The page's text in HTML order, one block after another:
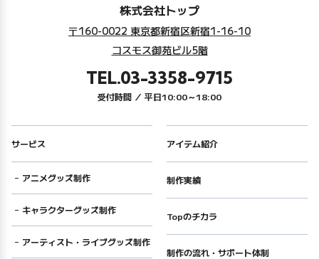
株式会社トップ
〒160-0022 東京都新宿区新宿1-16-10
コスモス御苑ビル5階
TEL.03-3358-9715
受付時間 ／ 平日10:00～18:00
サービス
アニメグッズ制作
キャラクターグッズ制作
アーティスト・ライブグッズ制作
アイテム紹介
制作実績
Topのチカラ
制作の流れ・サポート体制